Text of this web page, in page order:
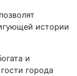
истории
и
города